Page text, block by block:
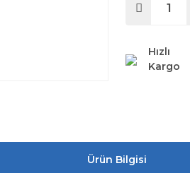
Hızlı
Kargo
Ürün Bilgisi